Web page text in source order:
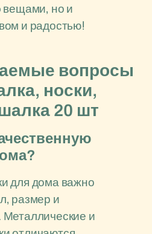
вещами, но и
и радостью!
вопросы
носки,
20 шт
для дома важно
размер и
и